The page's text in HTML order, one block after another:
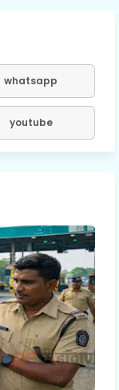
whatsapp
youtube